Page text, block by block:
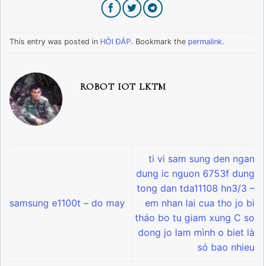
This entry was posted in HỎI ĐÁP. Bookmark the permalink.
ROBOT IOT LKTM
samsung e1100t – do may
ti vi sam sung den ngan
dung ic nguon 6753f dung
tong dan tda11108 hn3/3 –
em nhan lai cua tho jo bi
tháo bo tu giam xung C so
dong jo lam mình o biet là
só bao nhieu